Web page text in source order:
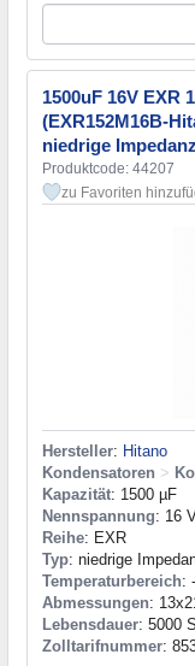
1500uF 16V EXR
(EXR152M16B-
niedrige
Produktcode: 44207
zu Favoriten
Hersteller: Hitano
Kondensatoren >
Kapazität: 1500 µF
Nennspannung: 16
Reihe: EXR
Typ: niedrige
Temperaturbereich:
Abmessungen:
Lebensdauer: 5000
Zolltarifnummer: